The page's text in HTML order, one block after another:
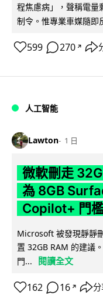
程焦慮病」，聲稱電量
制令。惟專業車媒隨即
599 270 ↗
人工智能
Lawton 1 日
微軟刪走
為 8GB
Copilot+ 門
Microsoft 被發現靜靜
置 32GB RAM 的建議
門...
閱讀全文
162 16 ↗